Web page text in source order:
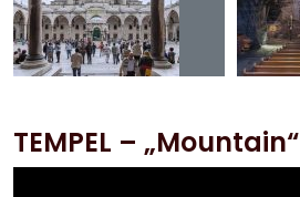
TEMPEL – „Mountain“